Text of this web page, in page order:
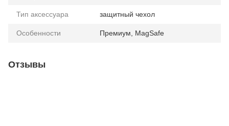
Тип аксессуара защитный чехол
Особенности Премиум, MagSafe
Отзывы